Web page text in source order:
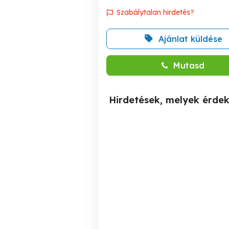
Szabálytalan hirdetés?
Ajánlat küldése
Mutasd
Hirdetések, melyek